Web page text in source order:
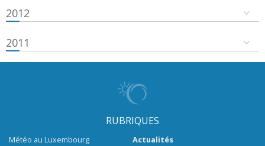
2012
2011
RUBRIQUES
Météo au Luxembourg
Actualités